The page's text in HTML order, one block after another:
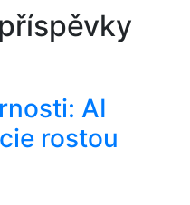
AI
rostou